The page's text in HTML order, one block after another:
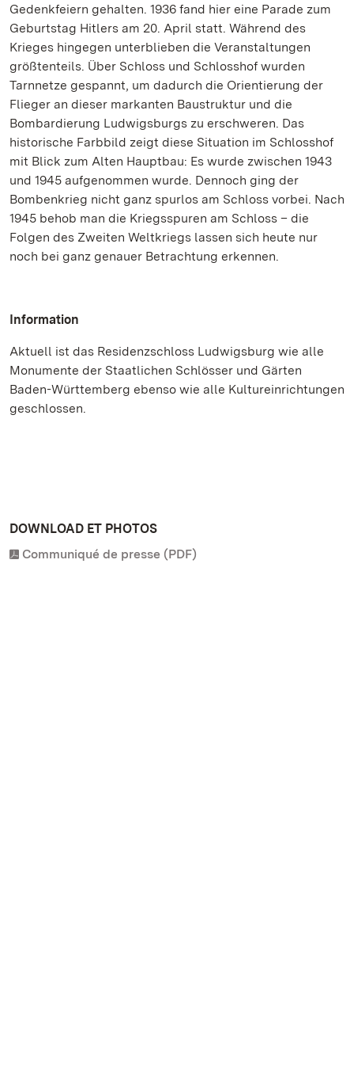
Gedenkfeiern gehalten. 1936 fand hier eine Parade zum
Geburtstag Hitlers am 20. April statt. Während des
Krieges hingegen unterblieben die Veranstaltungen
größtenteils. Über Schloss und Schlosshof wurden
Tarnnetze gespannt, um dadurch die Orientierung der
Flieger an dieser markanten Baustruktur und die
Bombardierung Ludwigsburgs zu erschweren. Das
historische Farbbild zeigt diese Situation im Schlosshof
mit Blick zum Alten Hauptbau: Es wurde zwischen 1943
und 1945 aufgenommen wurde. Dennoch ging der
Bombenkrieg nicht ganz spurlos am Schloss vorbei. Nach
1945 behob man die Kriegsspuren am Schloss – die
Folgen des Zweiten Weltkriegs lassen sich heute nur
noch bei ganz genauer Betrachtung erkennen.
Information
Aktuell ist das Residenzschloss Ludwigsburg wie alle
Monumente der Staatlichen Schlösser und Gärten
Baden-Württemberg ebenso wie alle Kultureinrichtungen
geschlossen.
DOWNLOAD ET PHOTOS
Communiqué de presse (PDF)